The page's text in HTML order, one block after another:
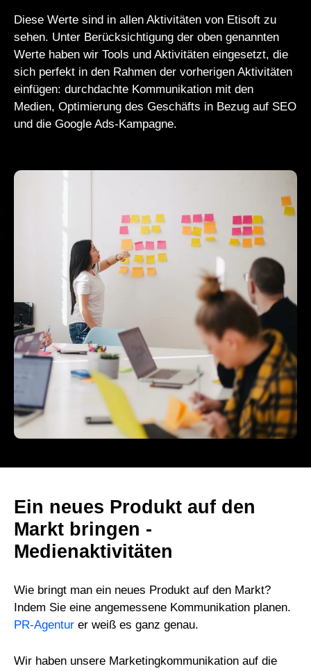
Diese Werte sind in allen Aktivitäten von Etisoft zu
sehen. Unter Berücksichtigung der oben genannten
Werte haben wir Tools und Aktivitäten eingesetzt, die
sich perfekt in den Rahmen der vorherigen Aktivitäten
einfügen: durchdachte Kommunikation mit den
Medien, Optimierung des Geschäfts in Bezug auf SEO
und die Google Ads-Kampagne.
Ein neues Produkt auf den
Markt bringen -
Medienaktivitäten
Wie bringt man ein neues Produkt auf den Markt?
Indem Sie eine angemessene Kommunikation planen.
PR-Agentur er weiß es ganz genau.
Wir haben unsere Marketingkommunikation auf die